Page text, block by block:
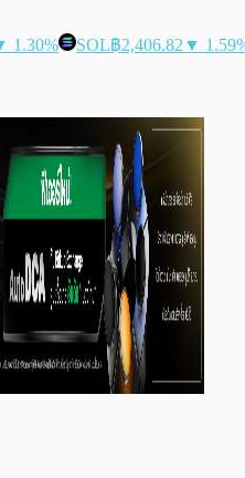
1.30% SOL฿2,406.82 ▼